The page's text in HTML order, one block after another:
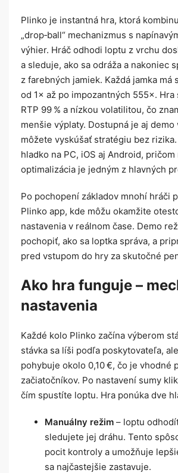
Plinko je instantná hra, ktorá
„drop‑ball“ mechanizmus s
výhier. Hráč odhodi loptu z vrchu
a sleduje, ako sa odráža a nakoniec
z farebných jamiek. Každá jamka má
od 1× až po impozantných 555×. Hra
RTP 99 % a nízkou volatilitou, čo
menšie výplaty. Dostupná je aj demo
môžete vyskúšať stratégiu bez
hladko na PC, iOS aj Android,
optimalizácia je jedným z hlavných
Po pochopení základov mnohí hráči
Plinko app, kde môžu okamžite
nastavenia v reálnom čase. Demo
pochopiť, ako sa loptka správa, a
pred vstupom do hry za skutočné
Ako hra funguje –
nastavenia
Každé kolo Plinko začína výberom
stávka sa líši podľa poskytovateľa,
pohybuje okolo 0,10 €, čo je vhodné
začiatočníkov. Po nastavení sumy
čím spustíte loptu. Hra ponúka dve
Manuálny režim – loptu
sledujete jej dráhu. Tento
pocit kontroly a umožňuje
sa najčastejšie zastavuje.